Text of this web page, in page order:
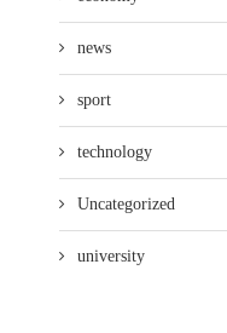
news
sport
technology
Uncategorized
university